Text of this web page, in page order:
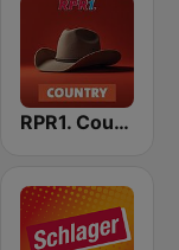
RPR1. Country